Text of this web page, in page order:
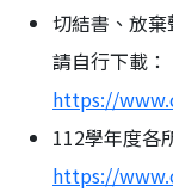
切結書、放
請自行下載：
https://
112學年度各
https://